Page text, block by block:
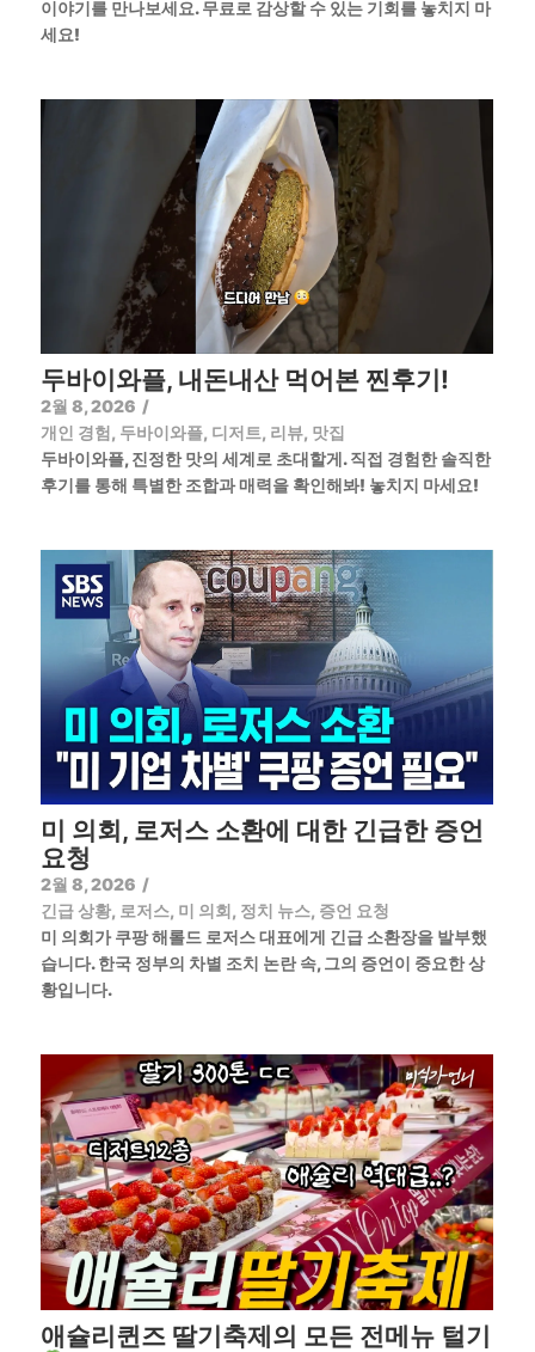
이야기를 만나보세요. 무료로 감상할 수 있는 기회를 놓치지 마
세요!
두바이와플, 내돈내산 먹어본 찐후기!
2월 8, 2026 /
개인 경험, 두바이와플, 디저트, 리뷰, 맛집
두바이와플, 진정한 맛의 세계로 초대할게. 직접 경험한 솔직한
후기를 통해 특별한 조합과 매력을 확인해봐! 놓치지 마세요!
미 의회, 로저스 소환에 대한 긴급한 증언
요청
2월 8, 2026 /
긴급 상황, 로저스, 미 의회, 정치 뉴스, 증언 요청
미 의회가 쿠팡 해롤드 로저스 대표에게 긴급 소환장을 발부했
습니다. 한국 정부의 차별 조치 논란 속, 그의 증언이 중요한 상
황입니다.
애슐리퀸즈 딸기축제의 모든 전메뉴 털기